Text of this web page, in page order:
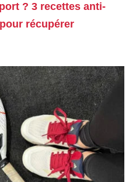
? 3 recettes anti-
récupérer